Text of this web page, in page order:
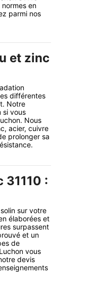
en
parmi nos
et zinc
différentes
Notre
si vous
Nous
acier, cuivre
prolonger sa
31110 :
sur votre
élaborées et
surpassent
et un
de
vous
devis